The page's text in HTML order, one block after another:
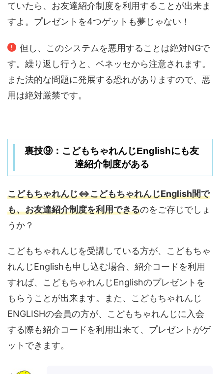
ていたら、お友達紹介制度を利用することが出来ま
すよ。プレゼントを4つゲットも夢じゃない！
但し、このシステムを悪用することは絶対NGで
す。繰り返し行うと、ベネッセから注意されます。
また法的な問題に発展する恐れがありますので、悪
用は絶対厳禁です。
裏技⑨：こどもちゃれんじEnglishにも友
達紹介制度がある
こどもちゃれんじ⇔こどもちゃれんじEnglish間で
も、お友達紹介制度を利用できるのをご存じでしょ
うか？
こどもちゃれんじを受講している方が、こどもちゃ
れんじEnglishも申し込む場合、紹介コードを利用
すれば、こどもちゃれんじEnglishのプレゼントを
もらうことが出来ます。また、こどもちゃれんじ
ENGLISHの会員の方が、こどもちゃれんじに入会
する際も紹介コードを利用出来て、プレゼントがゲ
ットできます。